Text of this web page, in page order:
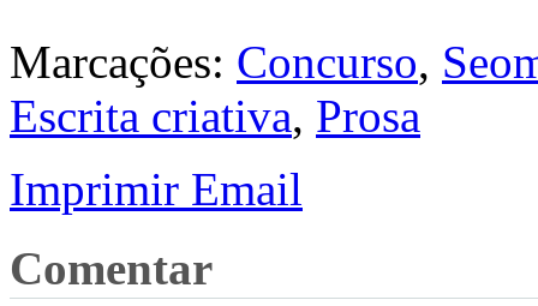
Marcações: Concurso,
Escrita criativa, Prosa
Imprimir Email
Comentar